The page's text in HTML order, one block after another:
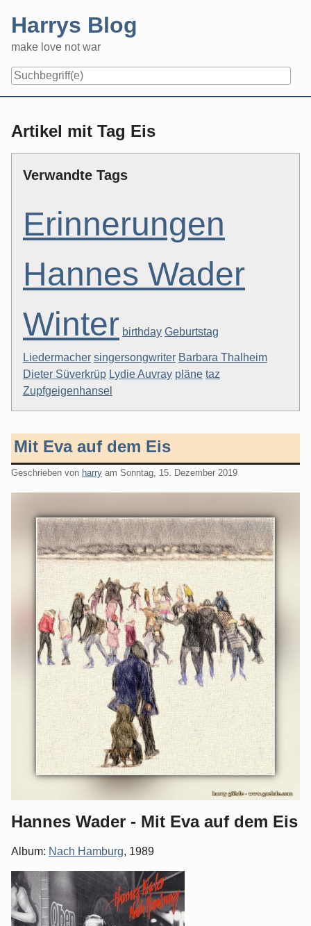
content
Harrys Blog
make love not war
Artikel mit Tag Eis
Verwandte Tags
Erinnerungen
Hannes Wader
Winter birthday Geburtstag
Liedermacher singersongwriter Barbara Thalheim
Dieter Süverkrüp Lydie Auvray pläne taz
Zupfgeigenhansel
Mit Eva auf dem Eis
Geschrieben von harry am Sonntag, 15. Dezember 2019
Hannes Wader - Mit Eva auf dem Eis
Album: Nach Hamburg, 1989